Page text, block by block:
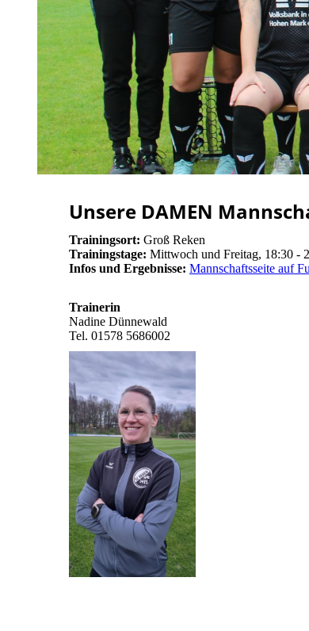
Unsere DAMEN
Trainingsort: Groß Reken
Trainingstage: Mittwoch und Freitag, 18:30 -
Infos und Ergebnisse: Mannschaftsseite auf
Trainerin
Nadine Dünnewald
Tel. 01578 5686002